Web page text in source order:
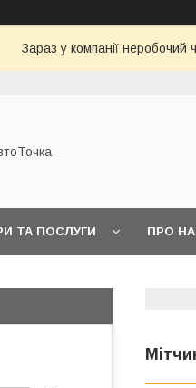
Зараз у компанії
ТА ПОСЛУГИ ПРО